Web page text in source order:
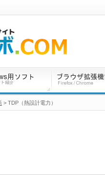
> TDP（熱設計電力）